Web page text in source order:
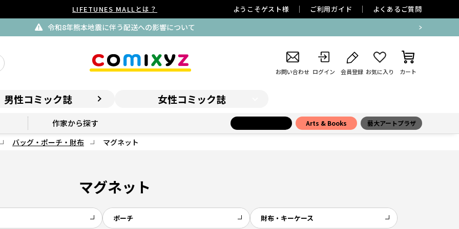
LIFETUNES MALLとは？ ようこそゲスト様 ご利用ガイド よくあるご質問
令和8年熊本地震に伴う配送への影響について
お問い合わせ ログイン 会員登録 お気に入り カート
男性コミック誌 女性コミック誌
作家から探す Arts & Books 藝大アートプラザ
バッグ・ポーチ・財布 マグネット
マグネット
ポーチ 財布・キーケース